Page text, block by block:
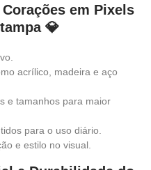
em Pixels
💎
acrílico, madeira e aço
e tamanhos para maior
para o uso diário.
e estilo no visual.